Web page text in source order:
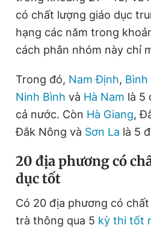
có chất lượng giáo dục
hạng các năm trong
cách phân nhóm này chỉ
Trong đó, Nam Định, Bình
Ninh Bình và Hà Nam là 5
cả nước. Còn Hà Giang,
Đắk Nông và Sơn La là 5
20 địa phương có
dục tốt
Có 20 địa phương có
trà thông qua 5 kỳ thi tốt